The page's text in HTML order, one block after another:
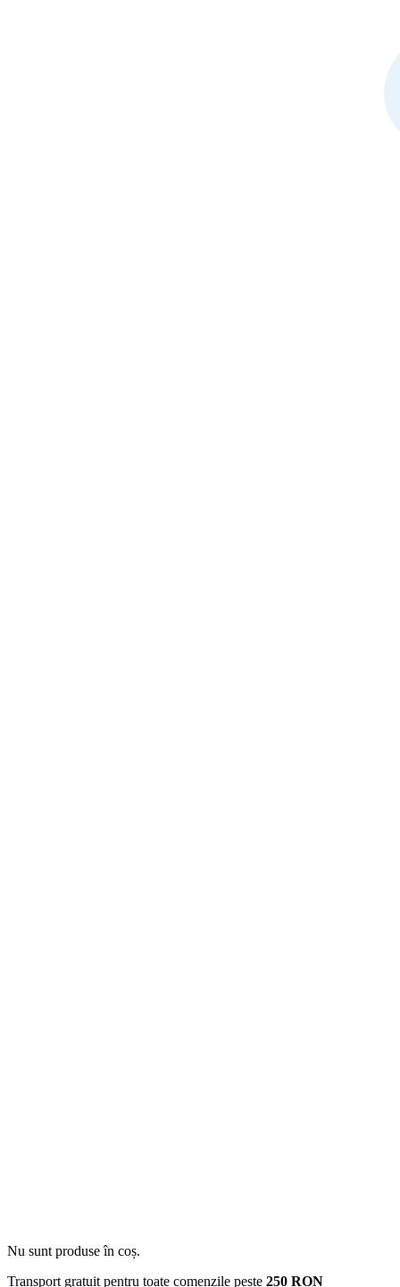
Nu sunt produse în coș.
Transport gratuit pentru toate comenzile peste 250 RON